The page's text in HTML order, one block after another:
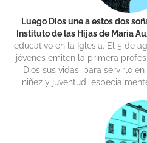
Luego Dios une a estos dos
Instituto de las Hijas de María
educativo en la Iglesia. El 5 de
jóvenes emiten la primera
Dios sus vidas, para servirlo
niñez y juventud